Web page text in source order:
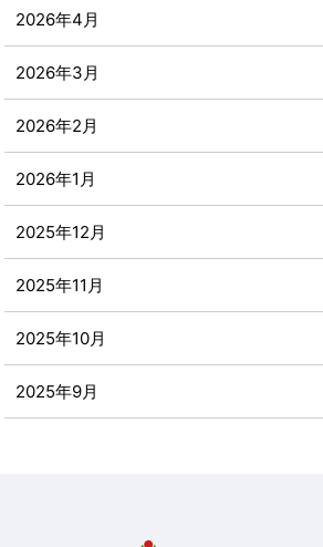
2026年4月
2026年3月
2026年2月
2026年1月
2025年12月
2025年11月
2025年10月
2025年9月